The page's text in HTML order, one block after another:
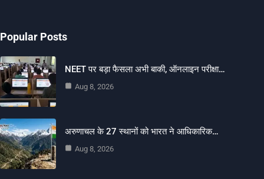
Popular Posts
NEET पर बड़ा फैसला अभी बाकी, ऑनलाइन परीक्षा…
Aug 8, 2026
अरुणाचल के 27 स्थानों को भारत ने आधिकारिक…
Aug 8, 2026